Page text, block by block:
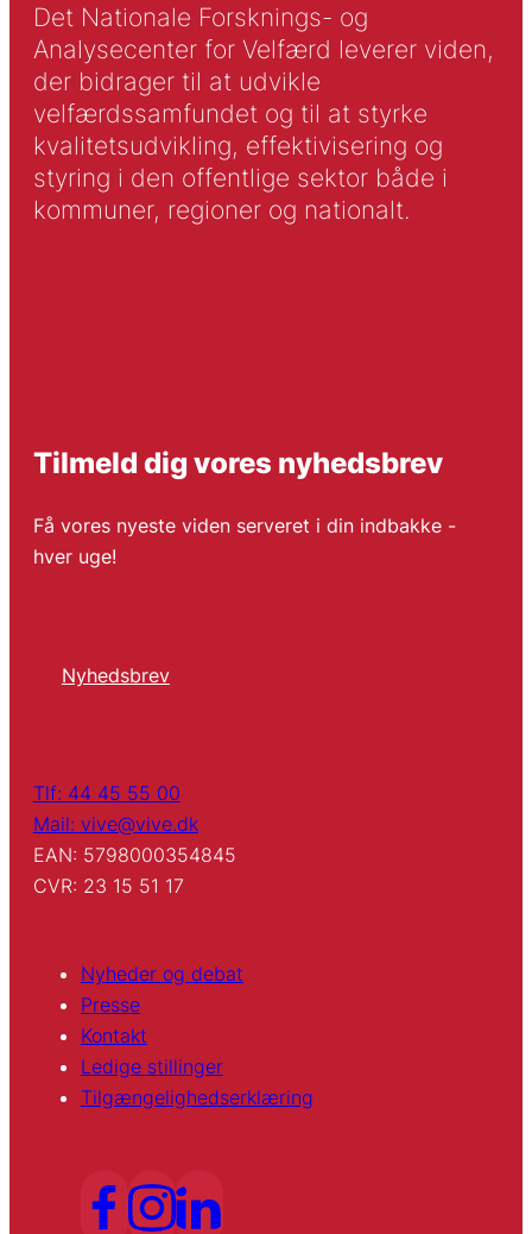
Det Nationale Forsknings- og
Analysecenter for Velfærd leverer viden,
der bidrager til at udvikle
velfærdssamfundet og til at styrke
kvalitetsudvikling, effektivisering og
styring i den offentlige sektor både i
kommuner, regioner og nationalt.
Tilmeld dig vores nyhedsbrev
Få vores nyeste viden serveret i din indbakke -
hver uge!
Nyhedsbrev
Tlf: 44 45 55 00
Mail: vive@vive.dk
EAN: 5798000354845
CVR: 23 15 51 17
Nyheder og debat
Presse
Kontakt
Ledige stillinger
Tilgængelighedserklæring